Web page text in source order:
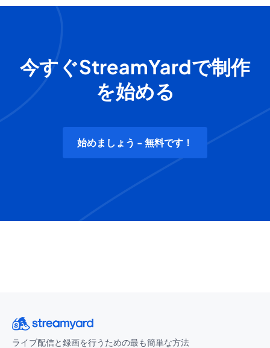
今すぐStreamYardで制作
を始める
始めましょう - 無料です！
ライブ配信と録画を行うための最も簡単な方法